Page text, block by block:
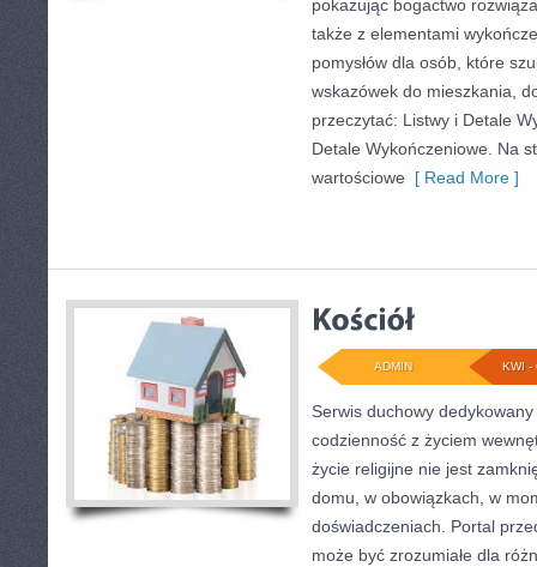
pokazując bogactwo
także z elementami
pomysłów dla osób, które
wskazówek do mieszkania,
przeczytać: Listwy i Detale
Detale Wykończeniowe. Na
wartościowe [ Read More ]
KWI -
ADMIN
Serwis duchowy
codzienność z życiem
życie religijne nie jest
domu, w obowiązkach, w
doświadczeniach. Portal
może być zrozumiałe dla